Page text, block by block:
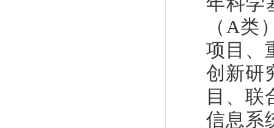
（ A类
项目、
创新研
目、联
信息系